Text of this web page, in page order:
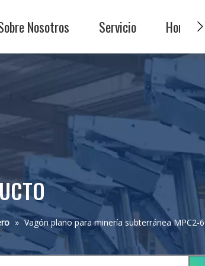
Nosotros Servicio Honor
» Vagón plano para minería subterránea MPC2-6